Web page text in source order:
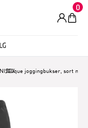
0
/Clique joggingbukser, sort med